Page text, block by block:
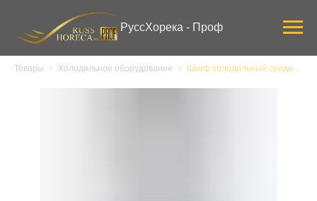
РуссХорека - Проф
Товары Холодильное оборудование